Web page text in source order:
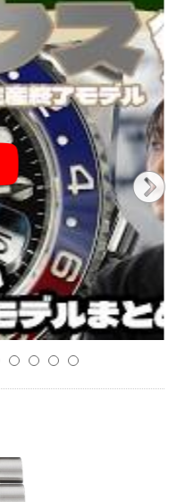
7 8 9 10